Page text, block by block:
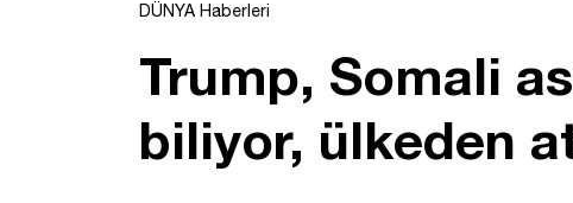
DÜNYA Haberleri
Trump, Somali
biliyor, ülkeden